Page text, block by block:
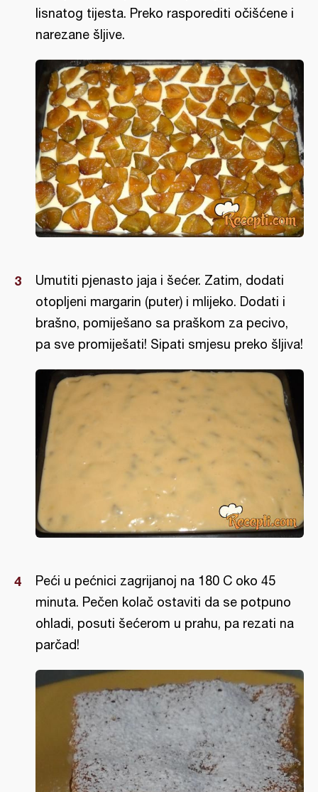
lisnatog tijesta. Preko rasporediti očišćene i
narezane šljive.
Umutiti pjenasto jaja i šećer. Zatim, dodati
otopljeni margarin (puter) i mlijeko. Dodati i
brašno, pomiješano sa praškom za pecivo,
pa sve promiješati! Sipati smjesu preko šljiva!
Peći u pećnici zagrijanoj na 180 C oko 45
minuta. Pečen kolač ostaviti da se potpuno
ohladi, posuti šećerom u prahu, pa rezati na
parčad!